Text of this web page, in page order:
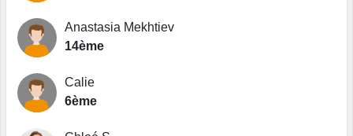
Anastasia Mekhtiev
14ème
Calie
6ème